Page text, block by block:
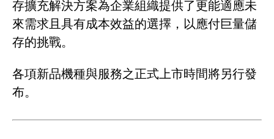
存擴充解決方案為企業組織提供了更能適應未
來需求且具有成本效益的選擇，以應付巨量儲
存的挑戰。
各項新品機種與服務之正式上市時間將另行發
布。